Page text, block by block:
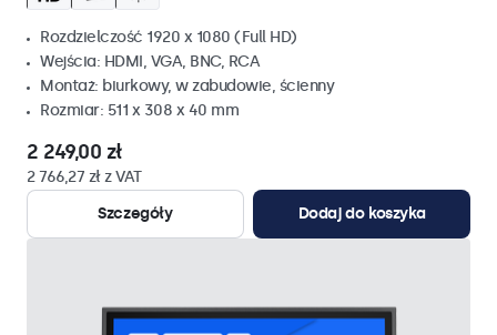
Rozdzielczość 1920 x 1080 (Full HD)
Wejścia: HDMI, VGA, BNC, RCA
Montaż: biurkowy, w zabudowie, ścienny
Rozmiar: 511 x 308 x 40 mm
2 249,00 zł
2 766,27 zł z VAT
Szczegóły
Dodaj do koszyka